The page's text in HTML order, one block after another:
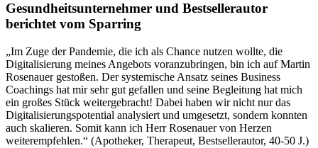
Gesundheitsunternehmer und Bestsellerautor
berichtet vom Sparring
„Im Zuge der Pandemie, die ich als Chance nutzen wollte, die
Digitalisierung meines Angebots voranzubringen, bin ich auf Martin
Rosenauer gestoßen. Der systemische Ansatz seines Business
Coachings hat mir sehr gut gefallen und seine Begleitung hat mich
ein großes Stück weitergebracht! Dabei haben wir nicht nur das
Digitalisierungspotential analysiert und umgesetzt, sondern konnten
auch skalieren. Somit kann ich Herr Rosenauer von Herzen
weiterempfehlen.“ (Apotheker, Therapeut, Bestsellerautor, 40-50 J.)